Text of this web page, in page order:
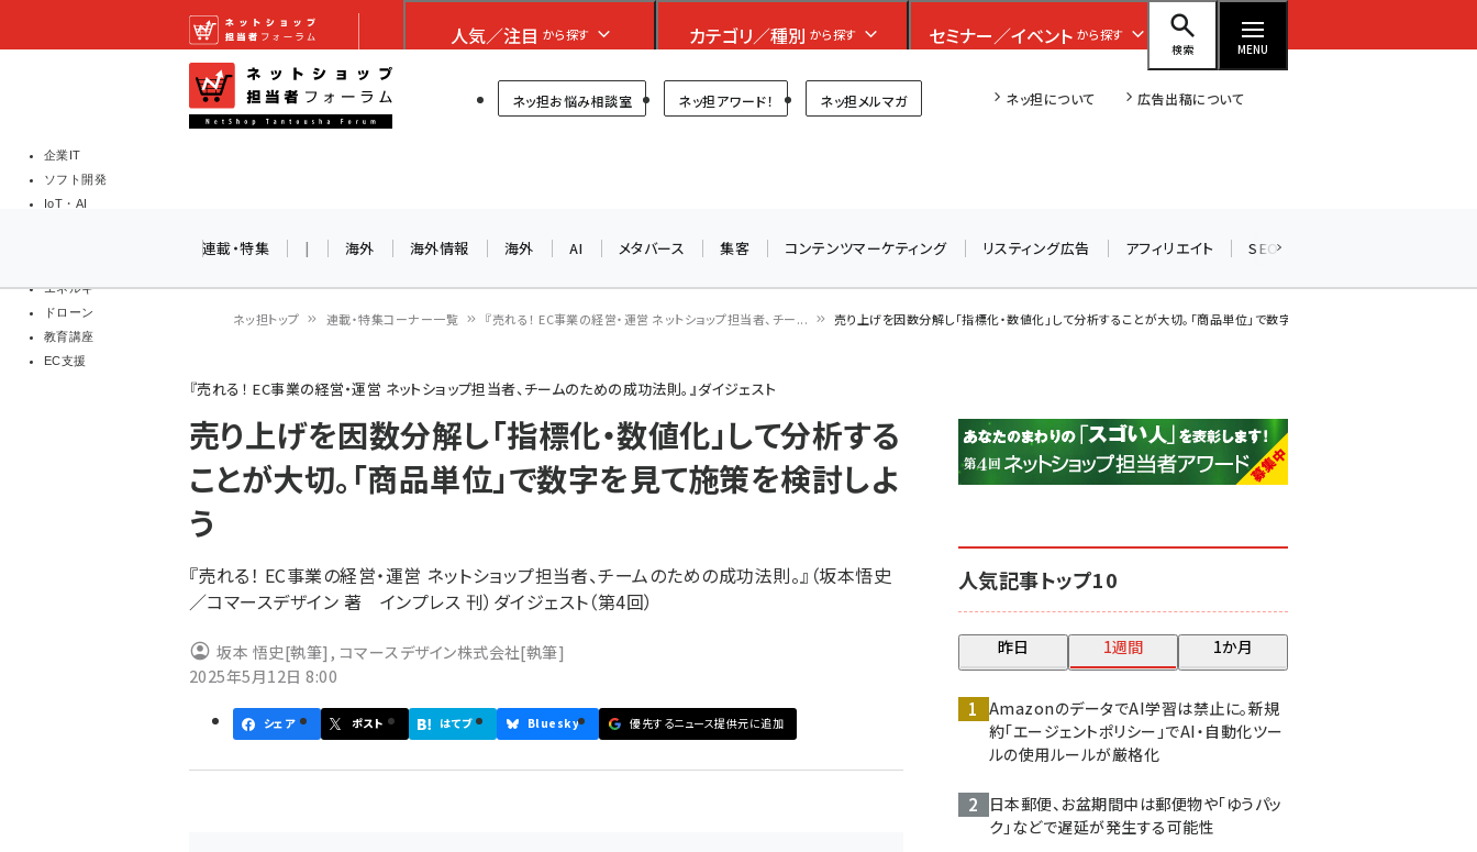
イ
企業IT
ソフト開発
IoT・AI
エネルギー
ドローン
教育講座
EC支援
ネットショップ担当者フォーラム
ネッ担お悩み相談室 ネッ担アワード！ ネッ担メルマガ ネッ担について 広告出稿について
検索 MENU
ネットショップ担当者フォーラム
人気／注目 から探す カテゴリ／種別 から探す セミナー／イベント から探す
yahoo (1906)
base (1081)
ビィ・フォアード (776)
連載・特集 | 海外 海外情報 海外 AI メタバース 集客 コンテンツマーケティング リスティング広告 アフィリエイト SEO
ン
く
ず
ネッ担トップ 連載・特集コーナー一覧 『売れる！ EC事業の経営・運営 ネットショップ担当者、チー... 売り上げを因数分解し「指標化・数値化」して分析することが大切。「商品単位」で数字を見て施策を検討しよう
『売れる！ EC事業の経営・運営 ネットショップ担当者、チームのための成功法則。』ダイジェスト
売り上げを因数分解し「指標化・数値化」して分析する
ことが大切。「商品単位」で数字を見て施策を検討しよ
う
『売れる！ EC事業の経営・運営 ネットショップ担当者、チームのための成功法則。』（坂本悟史
／コマースデザイン 著 インプレス 刊）ダイジェスト（第4回）
坂本 悟史[執筆] , コマースデザイン株式会社[執筆]
2025年5月12日 8:00
シェア ポスト はてブ Bluesky 優先するニュース提供元に追加
人気記事トップ10
昨日 1週間 1か月
AmazonのデータでAI学習は禁止に。新規
約「エージェントポリシー」でAI・自動化ツー
ルの使用ルールが厳格化
日本郵便、お盆期間中は郵便物や「ゆうパッ
ク」などで遅延が発生する可能性
ミナー（8/26＠東京）【交流会も実施】
8/26（水）、東京・四谷で開催。登壇者・聴講者と交流できる